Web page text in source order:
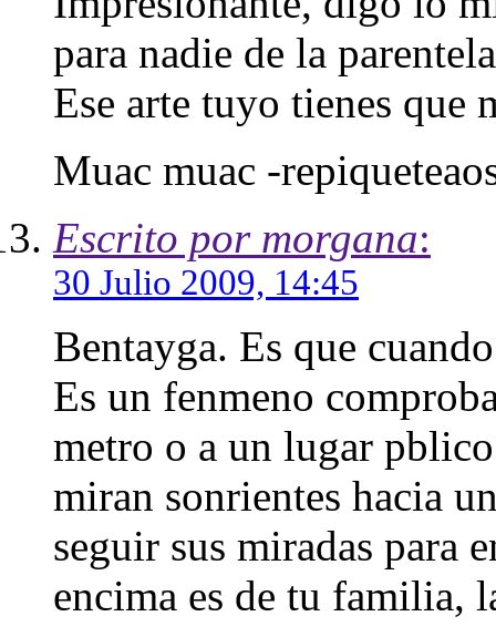
para nadie de la
Ese arte tuyo tienes que
Muac muac -
Escrito por morgana:
30 Julio 2009, 14:45
Bentayga. Es que
Es un fenmeno
metro o a un lugar
miran sonrientes hacia
seguir sus miradas para
encima es de tu familia,